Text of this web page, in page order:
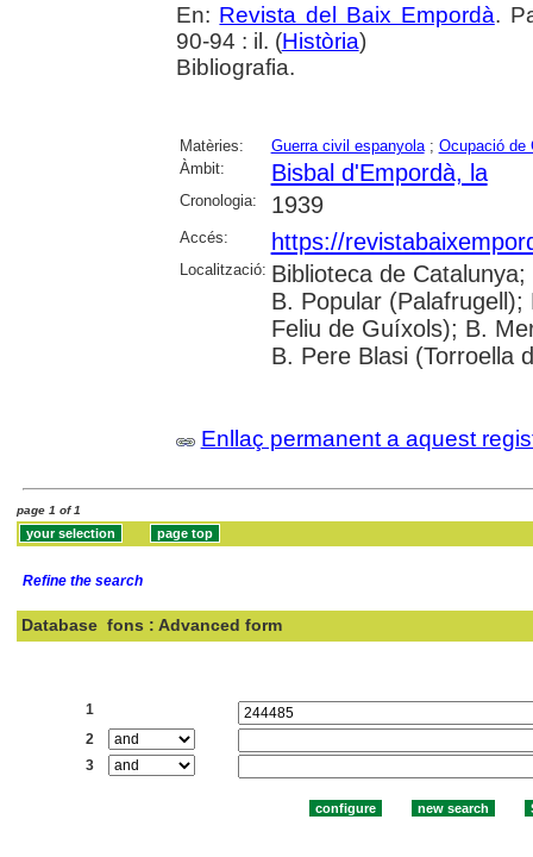
En: Revista del Baix Empordà.
90-94 : il. (Història)
Bibliografia.
Matèries: Guerra civil espanyola; Ocupació de
Àmbit:
Bisbal d'Empordà, la
Cronologia: 1939
Accés: https://
Localització: Biblioteca de
B. Popular
Feliu de Guíxols); B.
B. Pere Blasi (Torroella
Enllaç permanent a aquest
page 1 of 1
Refine the search
Database fons : Advanced form
1
2
3